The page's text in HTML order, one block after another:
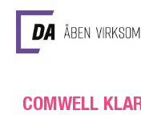
Gå til hovedindhold
COMWELL